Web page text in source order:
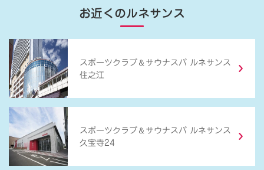
お近くのルネサンス
スポーツクラブ ＆ サウナスパ ルネサンス
住之江
スポーツクラブ ＆ サウナスパ ルネサンス
久宝寺24